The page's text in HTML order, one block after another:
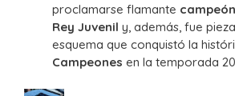
proclamarse flamante
Rey Juvenil y, además, fue
esquema que conquistó la
Campeones en la temporada